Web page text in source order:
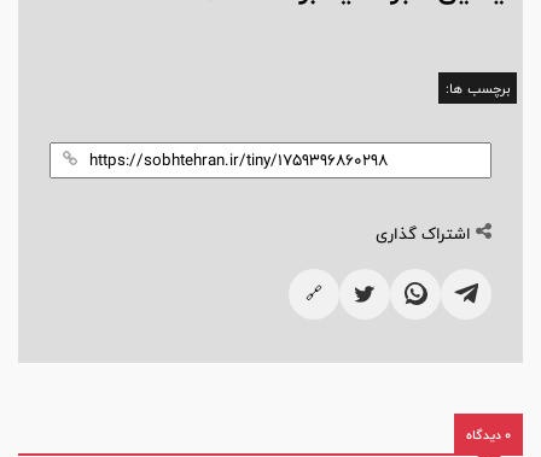
برچسب ها:
اشتراک گذاری
🔗
0 دیدگاه